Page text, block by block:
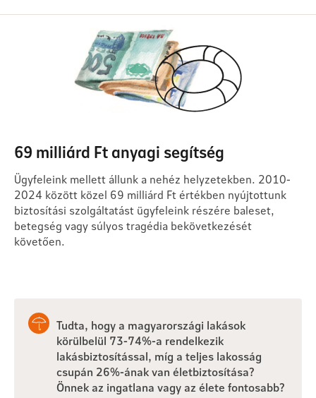
69 milliárd Ft anyagi segítség
Ügyfeleink mellett állunk a nehéz helyzetekben. 2010-
2024 között közel 69 milliárd Ft értékben nyújtottunk
biztosítási szolgáltatást ügyfeleink részére baleset,
betegség vagy súlyos tragédia bekövetkezését
követően.
Tudta, hogy a magyarországi lakások
körülbelül 73-74%-a rendelkezik
lakásbiztosítással, míg a teljes lakosság
csupán 26%-ának van életbiztosítása?
Önnek az ingatlana vagy az élete fontosabb?